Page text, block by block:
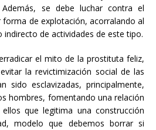
se debe luchar contra el
de explotación, acorralando al
de actividades de este tipo.
el mito de la prostituta feliz,
la revictimización social de las
sido esclavizadas, principalmente,
hombres, fomentando una relación
que legitima una construcción
modelo que debemos borrar si